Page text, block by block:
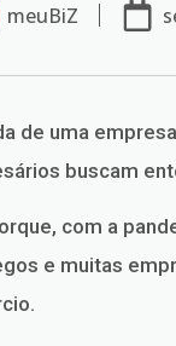
meuBiZ
de uma
buscam
com a
e muitas